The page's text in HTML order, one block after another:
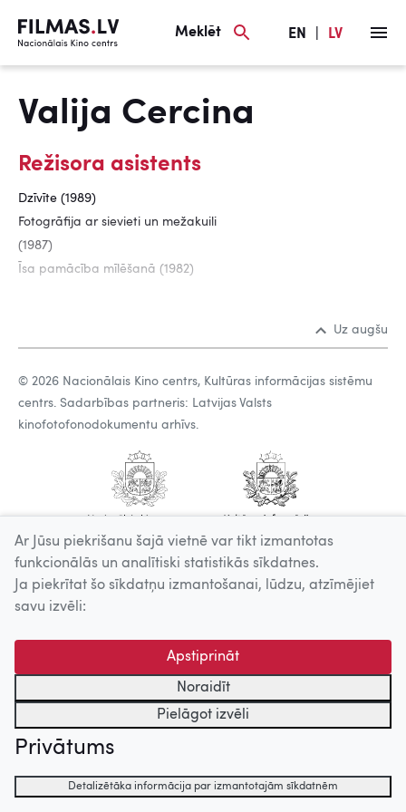
Meklēt EN LV
Valija Cercina
Režisora asistents
Dzīvīte (1989)
Fotogrāfija ar sievieti un mežakuili
(1987)
Īsa pamācība mīlēšanā (1982)
Uz augšu
© 2026 Nacionālais Kino centrs, Kultūras informācijas sistēmu
centrs. Sadarbības partneris: Latvijas Valsts
kinofotofonodokumentu arhīvs.
Ar Jūsu piekrišanu šajā vietnē var tikt izmantotas
funkcionālās un analītiski statistikās sīkdatnes.
Ja piekrītat šo sīkdatņu izmantošanai, lūdzu, atzīmējiet
savu izvēli:
Apstiprināt
Noraidīt
Pielāgot izvēli
Privātums
Detalizētāka informācija par izmantotajām sīkdatnēm